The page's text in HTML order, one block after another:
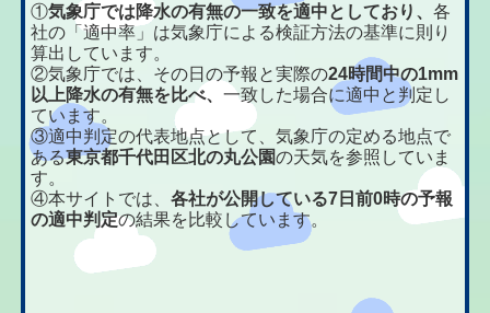
①気象庁では降水の有無の一致を適中としており、各
社の「適中率」は気象庁による検証方法の基準に則り
算出しています。
②気象庁では、その日の予報と実際の24時間中の1mm
以上降水の有無を比べ、一致した場合に適中と判定し
ています。
③適中判定の代表地点として、気象庁の定める地点で
ある東京都千代田区北の丸公園の天気を参照していま
す。
④本サイトでは、各社が公開している7日前0時の予報
の適中判定の結果を比較しています。